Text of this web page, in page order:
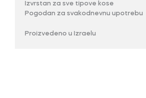
Izvrstan za sve tipove kose
Pogodan za svakodnevnu upotrebu
Proizvedeno u Izraelu